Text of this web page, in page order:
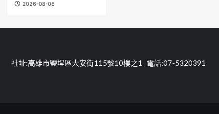
2026-08-06
社址:高雄市鹽埕區大安街115號10樓之1 電話:07-5320391